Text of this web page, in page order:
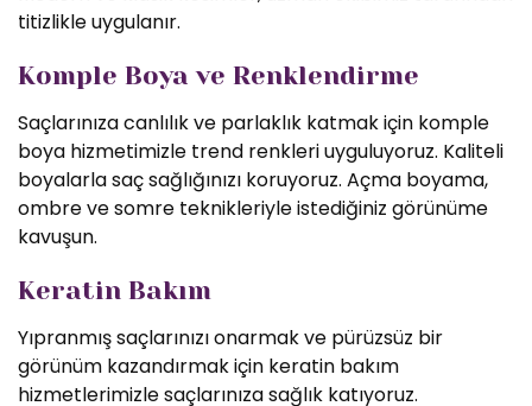
titizlikle uygulanır.
Komple Boya ve Renklendirme
Saçlarınıza canlılık ve parlaklık katmak için komple
boya hizmetimizle trend renkleri uyguluyoruz. Kaliteli
boyalarla saç sağlığınızı koruyoruz. Açma boyama,
ombre ve somre teknikleriyle istediğiniz görünüme
kavuşun.
Keratin Bakım
Yıpranmış saçlarınızı onarmak ve pürüzsüz bir
görünüm kazandırmak için keratin bakım
hizmetlerimizle saçlarınıza sağlık katıyoruz.